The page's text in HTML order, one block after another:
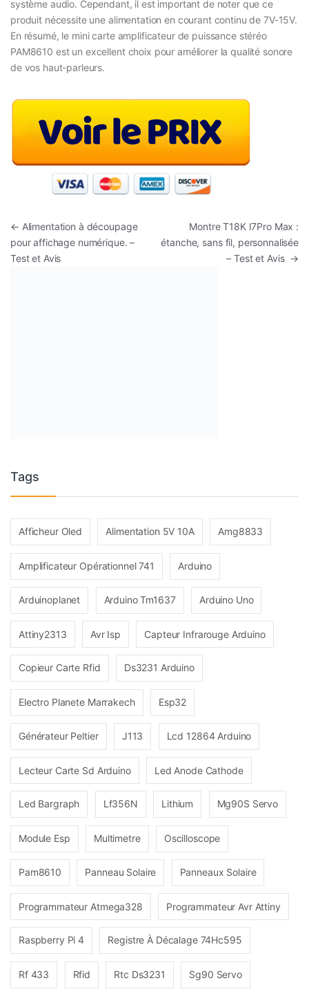
système audio. Cependant, il est important de noter que ce
produit nécessite une alimentation en courant continu de 7V-15V.
En résumé, le mini carte amplificateur de puissance stéréo
PAM8610 est un excellent choix pour améliorer la qualité sonore
de vos haut-parleurs.
Navigation de l’article
← Alimentation à découpage
pour affichage numérique. –
Test et Avis
Montre T18K I7Pro Max :
étanche, sans fil, personnalisée
– Test et Avis →
Tags
Afficheur Oled Alimentation 5V 10A Amg8833
Amplificateur Opérationnel 741 Arduino
Arduinoplanet Arduino Tm1637 Arduino Uno
Attiny2313 Avr Isp Capteur Infrarouge Arduino
Copieur Carte Rfid Ds3231 Arduino
Electro Planete Marrakech Esp32
Générateur Peltier J113 Lcd 12864 Arduino
Lecteur Carte Sd Arduino Led Anode Cathode
Led Bargraph Lf356N Lithium Mg90S Servo
Module Esp Multimetre Oscilloscope
Pam8610 Panneau Solaire Panneaux Solaire
Programmateur Atmega328 Programmateur Avr Attiny
Raspberry Pi 4 Registre À Décalage 74Hc595
Rf 433 Rfid Rtc Ds3231 Sg90 Servo